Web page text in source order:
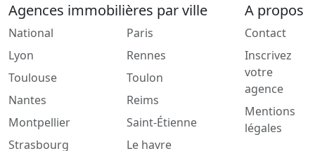
Agences immobilières par ville
National
Lyon
Toulouse
Nantes
Montpellier
Strasbourg
Paris
Rennes
Toulon
Reims
Saint-Étienne
Le havre
A propos
Contact
Inscrivez
votre
agence
Mentions
légales